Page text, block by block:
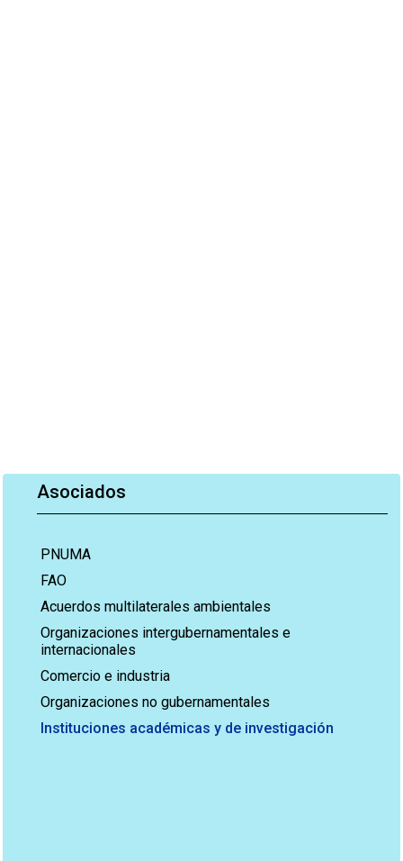
Asociados
PNUMA
FAO
Acuerdos multilaterales ambientales
Organizaciones intergubernamentales e
internacionales
Comercio e industria
Organizaciones no gubernamentales
Instituciones académicas y de investigación